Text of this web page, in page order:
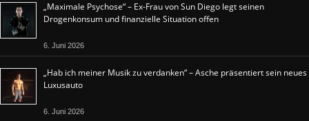
„Maximale Psychose“ – Ex-Frau von Sun Diego legt seinen
Drogenkonsum und finanzielle Situation offen
6. Juni 2026
„Hab ich meiner Musik zu verdanken“ – Asche präsentiert sein neues
Luxusauto
6. Juni 2026